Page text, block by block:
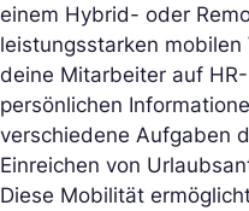
einem Hybrid- oder
leistungsstarken mobilen
deine Mitarbeiter auf
persönlichen
verschiedene Aufgaben
Einreichen von
Diese Mobilität